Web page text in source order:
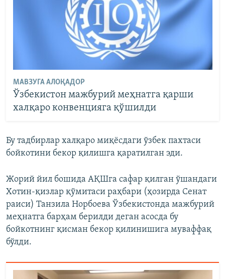
МАВЗУГА АЛОҚАДОР
Ўзбекистон мажбурий меҳнатга қарши
халқаро конвенцияга қўшилди
Бу тадбирлар халқаро миқëсдаги ўзбек пахтаси
бойкотини бекор қилишга қаратилган эди.
Жорий йил бошида АҚШга сафар қилган ўшандаги
Хотин-қизлар қўмитаси раҳбари (ҳозирда Сенат
раиси) Танзила Норбоева Ўзбекистонда мажбурий
меҳнатга барҳам берилди деган асосда бу
бойкотнинг қисман бекор қилинишига муваффақ
бўлди.